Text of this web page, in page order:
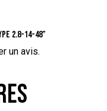
2.8-14-48”
un avis.